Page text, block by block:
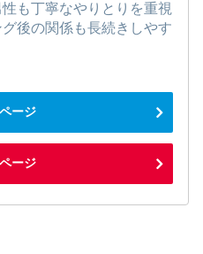
も丁寧なやりとりを重視
後の関係も長続きしやす
ージ
ージ